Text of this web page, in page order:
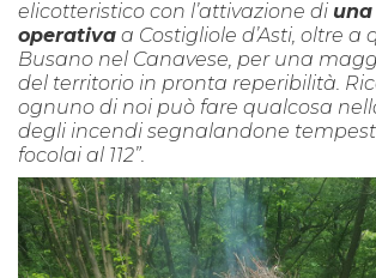
elicotteristico con l’attivazione di
operativa a Costigliole d’Asti, oltre a
Busano nel Canavese, per una
del territorio in pronta reperibilità.
ognuno di noi può fare qualcosa
degli incendi segnalandone
focolai al 112”.